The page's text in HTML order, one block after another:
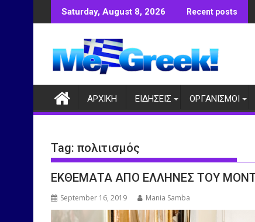
to
Saturday, August 8, 2026 Recent posts
ΑΡΧΙΚΗ ΕΙΔΗΣΕΙΣ ΟΡΓΑΝΙΣΜΟΙ
Tag: πολιτισμός
ΕΚΘΕΜΑΤΑ ΑΠΟ ΕΛΛΗΝΕΣ ΤΟΥ
September 16, 2019 Mania Samba